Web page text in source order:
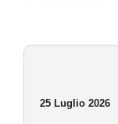
SERVIZI E
25 Luglio 2026